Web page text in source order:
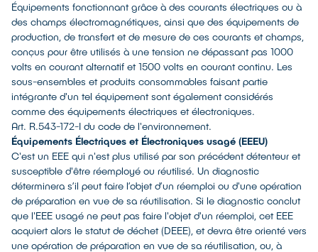
Équipements fonctionnant grâce à des courants électriques ou à
des champs électromagnétiques, ainsi que des équipements de
production, de transfert et de mesure de ces courants et champs,
conçus pour être utilisés à une tension ne dépassant pas 1000
volts en courant alternatif et 1500 volts en courant continu. Les
sous-ensembles et produits consommables faisant partie
intégrante d'un tel équipement sont également considérés
comme des équipements électriques et électroniques.
Art. R.543-172-I du code de l'environnement.
Équipements Électriques et Électroniques usagé (EEEU)
C'est un EEE qui n'est plus utilisé par son précédent détenteur et
susceptible d'être réemployé ou réutilisé. Un diagnostic
déterminera s’il peut faire l’objet d’un réemploi ou d'une opération
de préparation en vue de sa réutilisation. Si le diagnostic conclut
que l'EEE usagé ne peut pas faire l'objet d'un réemploi, cet EEE
acquiert alors le statut de déchet (DEEE), et devra être orienté vers
une opération de préparation en vue de sa réutilisation, ou, à